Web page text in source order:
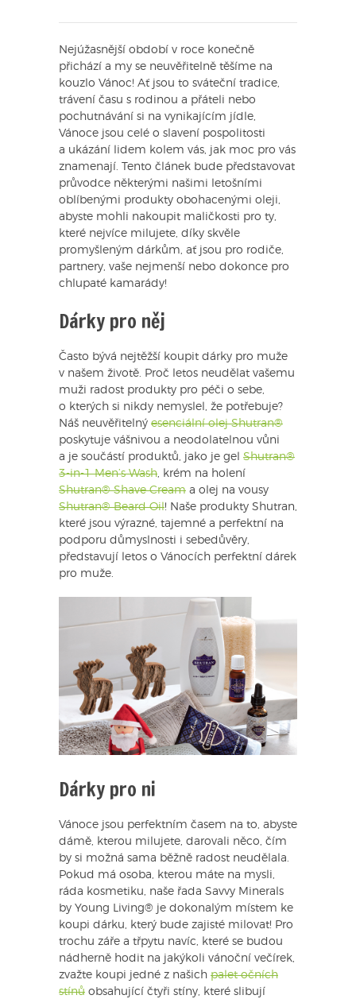
Nejúžasnější období v roce konečně
přichází a my se neuvěřitelně těšíme na
kouzlo Vánoc! Ať jsou to sváteční tradice,
trávení času s rodinou a přáteli nebo
pochutnávání si na vynikajícím jídle,
Vánoce jsou celé o slavení pospolitosti
a ukázání lidem kolem vás, jak moc pro vás
znamenají. Tento článek bude představovat
průvodce některými našimi letošními
oblíbenými produkty obohacenými oleji,
abyste mohli nakoupit maličkosti pro ty,
které nejvíce milujete, díky skvěle
promyšleným dárkům, ať jsou pro rodiče,
partnery, vaše nejmenší nebo dokonce pro
chlupaté kamarády!
Dárky pro něj
Často bývá nejtěžší koupit dárky pro muže
v našem životě. Proč letos neudělat vašemu
muži radost produkty pro péči o sebe,
o kterých si nikdy nemyslel, že potřebuje?
Náš neuvěřitelný esenciální olej Shutran®
poskytuje vášnivou a neodolatelnou vůni
a je součástí produktů, jako je gel Shutran®
3-in-1 Men’s Wash , krém na holení
Shutran® Shave Cream a olej na vousy
Shutran® Beard Oil! Naše produkty Shutran,
které jsou výrazné, tajemné a perfektní na
podporu důmyslnosti i sebedůvěry,
představují letos o Vánocích perfektní dárek
pro muže.
Dárky pro ni
Vánoce jsou perfektním časem na to, abyste
dámě, kterou milujete, darovali něco, čím
by si možná sama běžně radost neudělala.
Pokud má osoba, kterou máte na mysli,
ráda kosmetiku, naše řada Savvy Minerals
by Young Living® je dokonalým místem ke
koupi dárku, který bude zajisté milovat! Pro
trochu záře a třpytu navíc, které se budou
nádherně hodit na jakýkoli vánoční večírek,
zvažte koupi jedné z našich palet očních
stínů obsahující čtyři stíny, které slibují